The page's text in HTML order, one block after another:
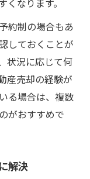
約制の場合もあ
しておくことが
状況に応じて何
産売却の経験が
る場合は、複数
がおすすめで
解決